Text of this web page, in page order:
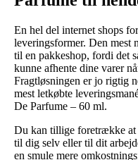
En hel del internet shops
leveringsformer. Den mest
til en pakkeshop, fordi det
kunne afhente dine varer
Fragtløsningen er jo rigtig
mest letkøbte
De Parfume – 60 ml.
Du kan tillige foretrække at
til dig selv eller til dit
en smule mere